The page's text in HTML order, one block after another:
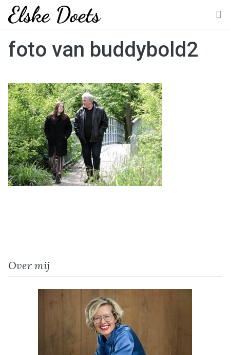
Skip
content
foto van buddybold2
Over mij